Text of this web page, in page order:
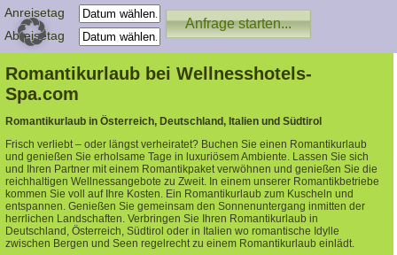
Anreisetag
Abreisetag
Romantikurlaub bei Wellnesshotels-
Spa.com
Romantikurlaub in Österreich, Deutschland, Italien und Südtirol
Frisch verliebt – oder längst verheiratet? Buchen Sie einen Romantikurlaub
und genießen Sie erholsame Tage in luxuriösem Ambiente. Lassen Sie sich
und Ihren Partner mit einem Romantikpaket verwöhnen und genießen Sie die
reichhaltigen Wellnessangebote zu Zweit. In einem unserer Romantikbetriebe
kommen Sie voll auf Ihre Kosten. Ein Romantikurlaub zum Kuscheln und
entspannen. Genießen Sie gemeinsam den Sonnenuntergang inmitten der
herrlichen Landschaften. Verbringen Sie Ihren Romantikurlaub in
Deutschland, Österreich, Südtirol oder in Italien wo romantische Idylle
zwischen Bergen und Seen regelrecht zu einem Romantikurlaub einlädt.